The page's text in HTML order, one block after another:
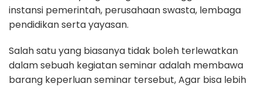
instansi pemerintah, perusahaan swasta, lembaga
pendidikan serta yayasan.
Salah satu yang biasanya tidak boleh terlewatkan
dalam sebuah kegiatan seminar adalah membawa
barang keperluan seminar tersebut, Agar bisa lebih